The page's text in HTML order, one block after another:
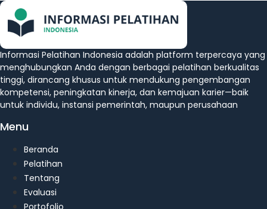
Informasi Pelatihan Indonesia adalah platform terpercaya yang
menghubungkan Anda dengan berbagai pelatihan berkualitas
tinggi, dirancang khusus untuk mendukung pengembangan
kompetensi, peningkatan kinerja, dan kemajuan karier—baik
untuk individu, instansi pemerintah, maupun perusahaan
Menu
Beranda
Pelatihan
Tentang
Evaluasi
Portofolio